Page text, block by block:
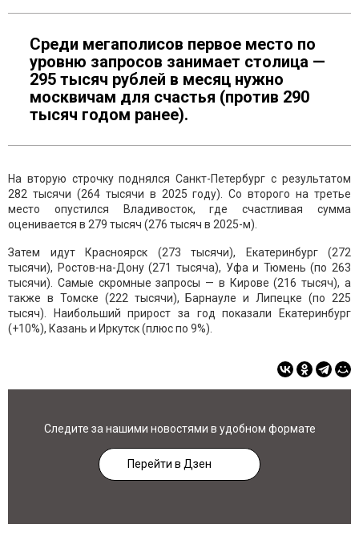
Среди мегаполисов первое место по
уровню запросов занимает столица —
295 тысяч рублей в месяц нужно
москвичам для счастья (против 290
тысяч годом ранее).
На вторую строчку поднялся Санкт-Петербург с результатом
282 тысячи (264 тысячи в 2025 году). Со второго на третье
место опустился Владивосток, где счастливая сумма
оценивается в 279 тысяч (276 тысяч в 2025-м).
Затем идут Красноярск (273 тысячи), Екатеринбург (272
тысячи), Ростов-на-Дону (271 тысяча), Уфа и Тюмень (по 263
тысячи). Самые скромные запросы — в Кирове (216 тысяч), а
также в Томске (222 тысячи), Барнауле и Липецке (по 225
тысяч). Наибольший прирост за год показали Екатеринбург
(+10%), Казань и Иркутск (плюс по 9%).
Следите за нашими новостями в удобном формате
Перейти в Дзен